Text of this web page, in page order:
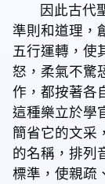
因此古代聖
準則和道理，
五行運轉，使
怒，柔氣不驚
作，都按著各
這種樂立於學
簡省它的​​文采
的名稱，排列
標準，使親疏